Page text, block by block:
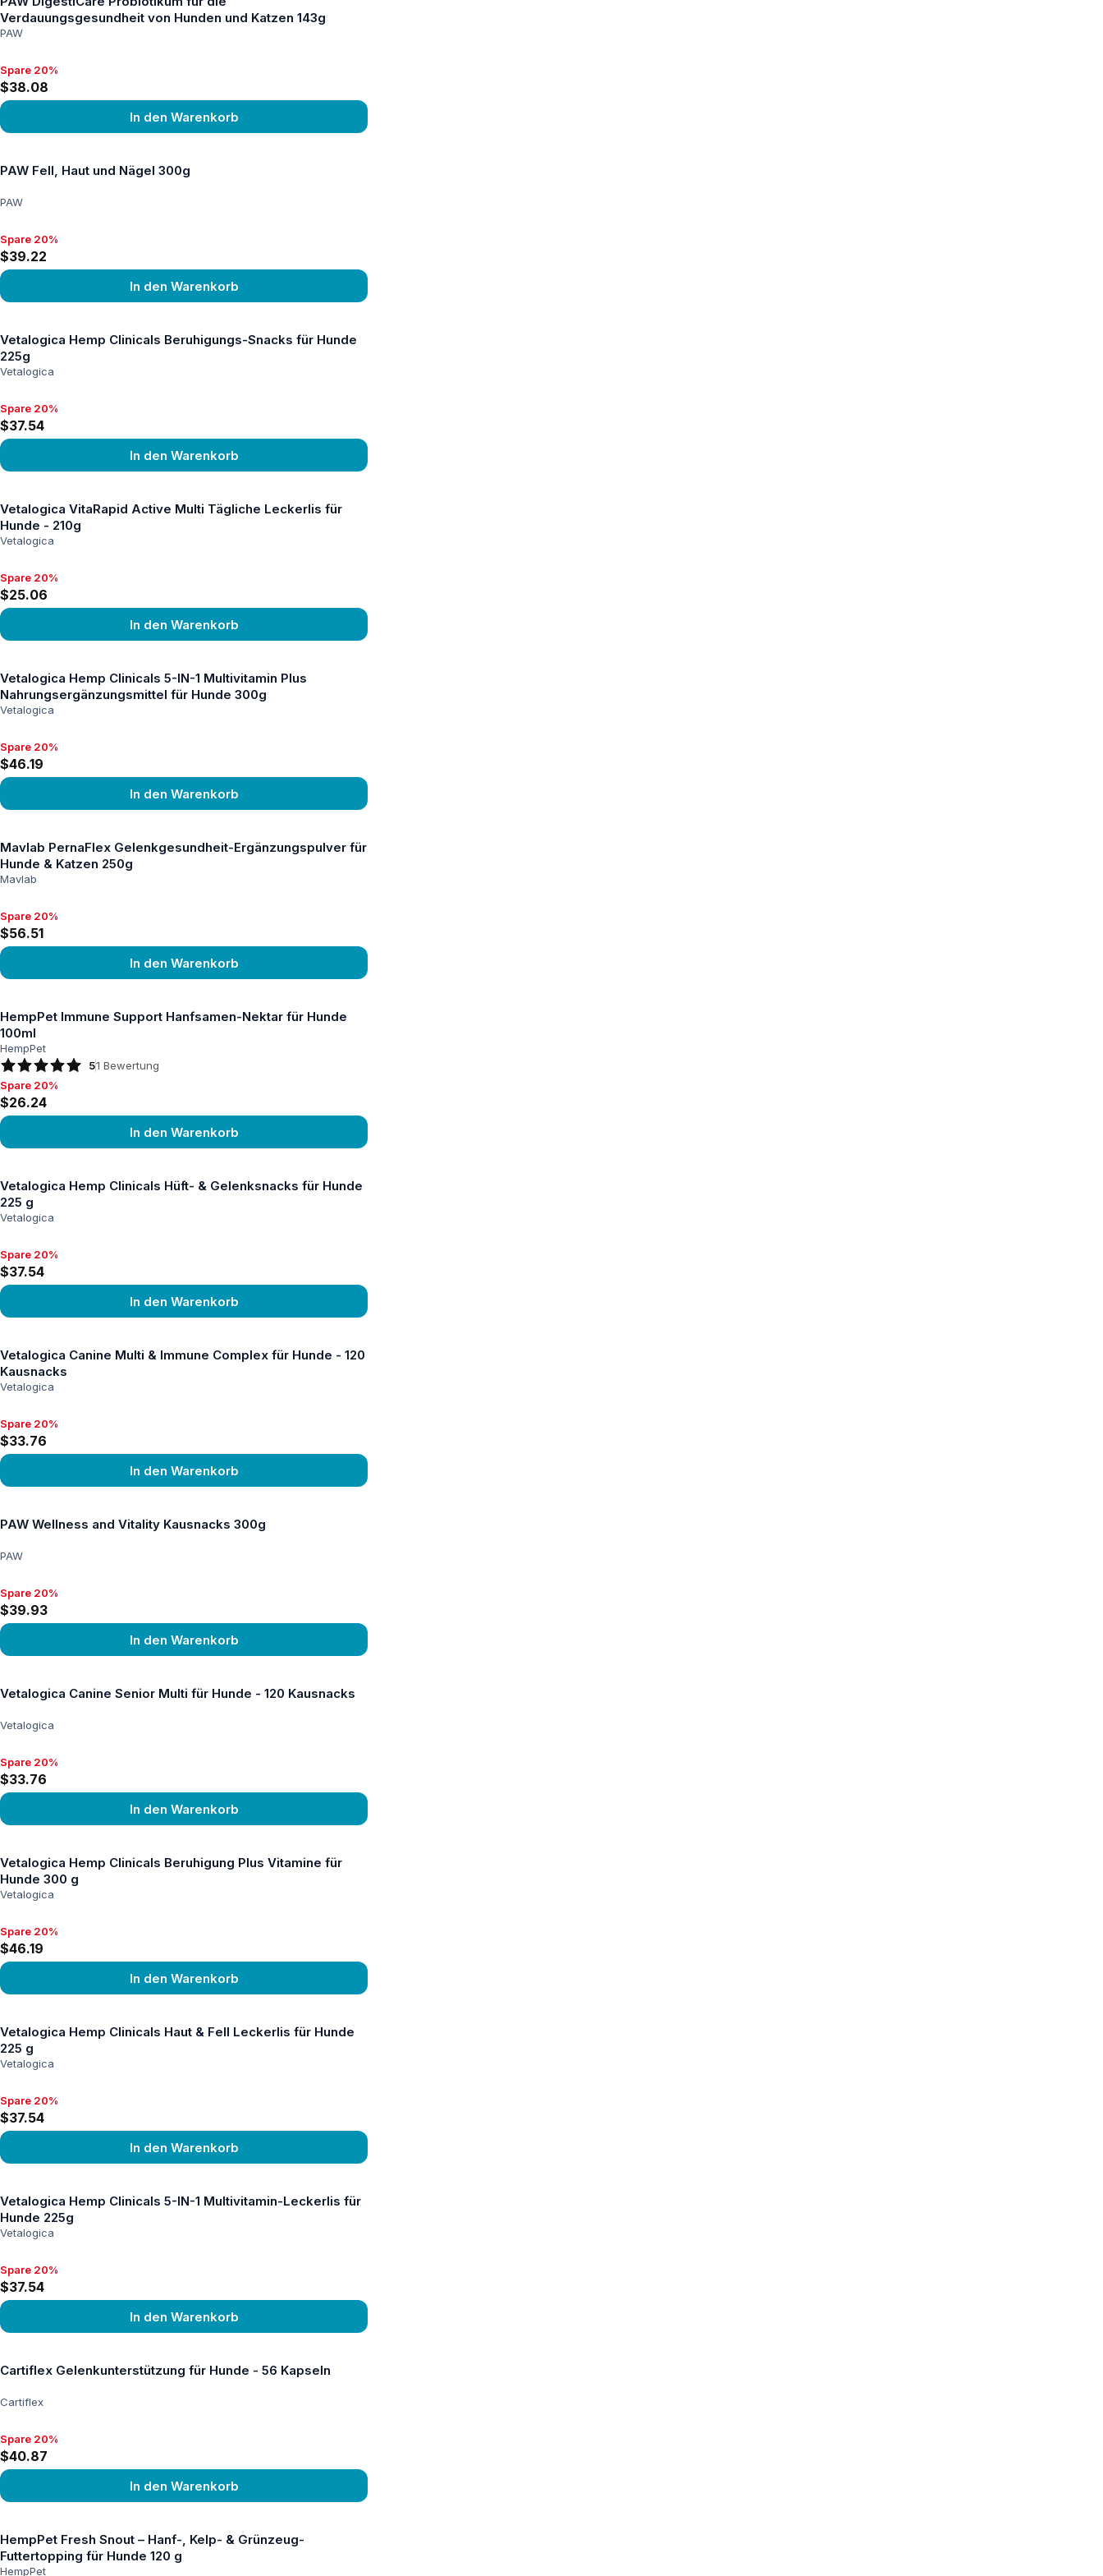
Verdauungsgesundheit von Hunden und Katzen 143g
PAW
Spare 20%, $38.08
Spare 20%
$38.08
In den Warenkorb
PAW Fell, Haut und Nägel 300g
PAW
Spare 20%, $39.22
Spare 20%
$39.22
In den Warenkorb
Vetalogica Hemp Clinicals Beruhigungs-Snacks für Hunde
225g
Vetalogica
Spare 20%, $37.54
Spare 20%
$37.54
In den Warenkorb
Vetalogica VitaRapid Active Multi Tägliche Leckerlis für
Hunde - 210g
Vetalogica
Spare 20%, $25.06
Spare 20%
$25.06
In den Warenkorb
Vetalogica Hemp Clinicals 5-IN-1 Multivitamin Plus
Nahrungsergänzungsmittel für Hunde 300g
Vetalogica
Spare 20%, $46.19
Spare 20%
$46.19
In den Warenkorb
Mavlab PernaFlex Gelenkgesundheit-Ergänzungspulver für
Hunde & Katzen 250g
Mavlab
Spare 20%, $56.51
Spare 20%
$56.51
In den Warenkorb
HempPet Immune Support Hanfsamen-Nektar für Hunde
100ml
HempPet
51 Bewertung
Spare 20%, $26.24
Spare 20%
$26.24
In den Warenkorb
Vetalogica Hemp Clinicals Hüft- & Gelenksnacks für Hunde
225 g
Vetalogica
Spare 20%, $37.54
Spare 20%
$37.54
In den Warenkorb
Vetalogica Canine Multi & Immune Complex für Hunde - 120
Kausnacks
Vetalogica
Spare 20%, $33.76
Spare 20%
$33.76
In den Warenkorb
PAW Wellness and Vitality Kausnacks 300g
PAW
Spare 20%, $39.93
Spare 20%
$39.93
In den Warenkorb
Vetalogica Canine Senior Multi für Hunde - 120 Kausnacks
Vetalogica
Spare 20%, $33.76
Spare 20%
$33.76
In den Warenkorb
Vetalogica Hemp Clinicals Beruhigung Plus Vitamine für
Hunde 300 g
Vetalogica
Spare 20%, $46.19
Spare 20%
$46.19
In den Warenkorb
Vetalogica Hemp Clinicals Haut & Fell Leckerlis für Hunde
225 g
Vetalogica
Spare 20%, $37.54
Spare 20%
$37.54
In den Warenkorb
Vetalogica Hemp Clinicals 5-IN-1 Multivitamin-Leckerlis für
Hunde 225g
Vetalogica
Spare 20%, $37.54
Spare 20%
$37.54
In den Warenkorb
Cartiflex Gelenkunterstützung für Hunde - 56 Kapseln
Cartiflex
Spare 20%, $40.87
Spare 20%
$40.87
In den Warenkorb
HempPet Fresh Snout – Hanf-, Kelp- & Grünzeug-
Futtertopping für Hunde 120 g
HempPet